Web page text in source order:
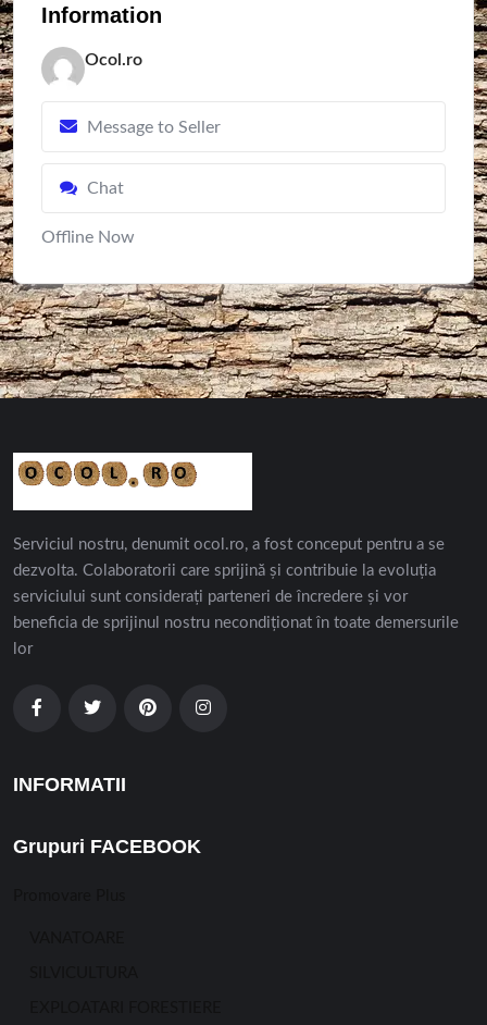
Information
Ocol.ro
Message to Seller
Chat
Offline Now
Serviciul nostru, denumit ocol.ro, a fost conceput pentru a se
dezvolta. Colaboratorii care sprijină și contribuie la evoluția
serviciului sunt considerați parteneri de încredere și vor
beneficia de sprijinul nostru necondiționat în toate demersurile
lor
INFORMATII
Grupuri FACEBOOK